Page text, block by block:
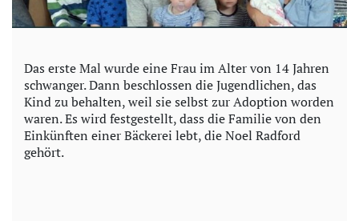
Das erste Mal wurde eine Frau im Alter von 14 Jahren
schwanger. Dann beschlossen die Jugendlichen, das
Kind zu behalten, weil sie selbst zur Adoption worden
waren. Es wird festgestellt, dass die Familie von den
Einkünften einer Bäckerei lebt, die Noel Radford
gehört.